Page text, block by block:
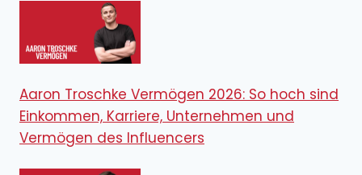
Aaron Troschke Vermögen 2026: So hoch sind
Einkommen, Karriere, Unternehmen und
Vermögen des Influencers